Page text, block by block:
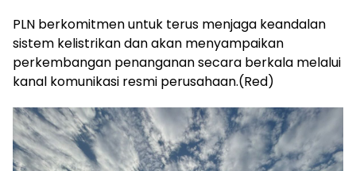
PLN berkomitmen untuk terus menjaga keandalan
sistem kelistrikan dan akan menyampaikan
perkembangan penanganan secara berkala melalui
kanal komunikasi resmi perusahaan.(Red)